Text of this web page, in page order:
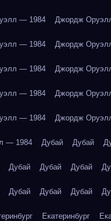
— 1984 Джордж
— 1984 Джордж
— 1984 Джордж
— 1984 Джордж
— 1984 Джордж
— 1984 Дубай Дубай
Дубай Дубай Дубай
Дубай Дубай Дубай
Екатеринбург